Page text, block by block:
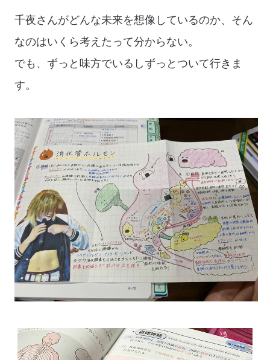
千夜さんがどんな未来を想像しているのか、そん
なのはいくら考えたって分からない。
でも、ずっと味方でいるしずっとついて行きま
す。